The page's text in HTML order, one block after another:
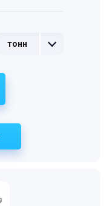
тонн